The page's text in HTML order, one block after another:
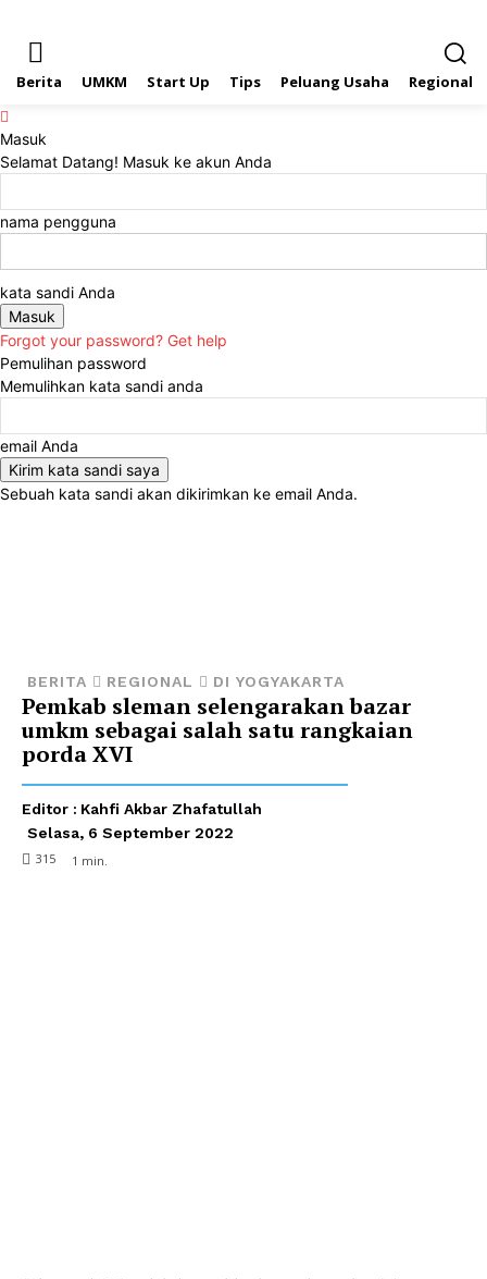
Berita UMKM Start Up Tips Peluang Usaha Regional
Masuk
Selamat Datang! Masuk ke akun Anda
nama pengguna
kata sandi Anda
Forgot your password? Get help
Pemulihan password
Memulihkan kata sandi anda
email Anda
Sebuah kata sandi akan dikirimkan ke email Anda.
BERITA REGIONAL DI YOGYAKARTA
Pemkab sleman selengarakan bazar
umkm sebagai salah satu rangkaian
porda XVI
Editor : Kahfi Akbar Zhafatullah
Selasa, 6 September 2022
315 1 min.